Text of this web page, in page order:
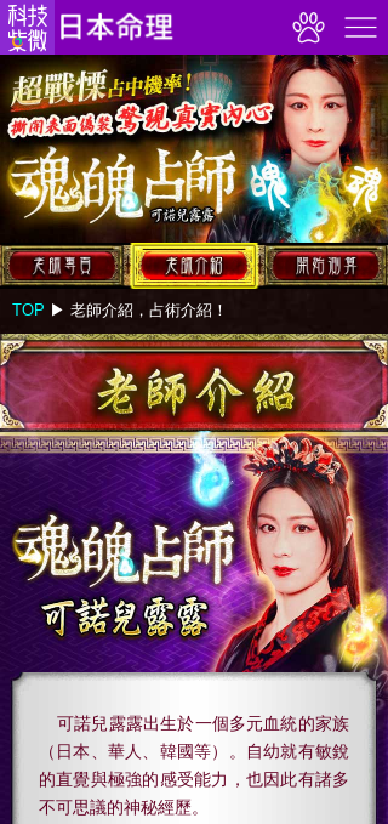
TOP ▶︎ 老師介紹，占術介紹！
可諾兒露露出生於一個多元血統的家族
（日本、華人、韓國等）。自幼就有敏銳
的直覺與極強的感受能力，也因此有諸多
不可思議的神秘經歷。